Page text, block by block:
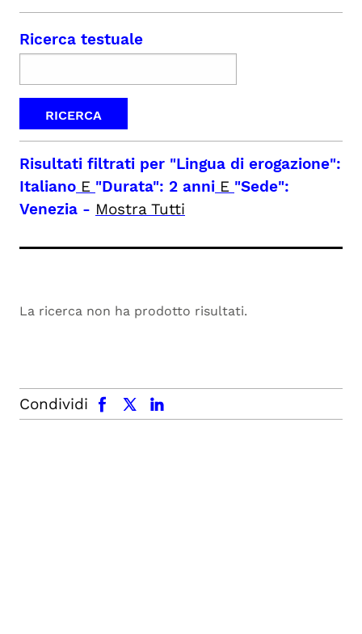
Ricerca testuale
Risultati filtrati per "Lingua di erogazione":
Italiano E "Durata": 2 anni E "Sede":
Venezia - Mostra Tutti
La ricerca non ha prodotto risultati.
Condividi
facebook x.com linkedin